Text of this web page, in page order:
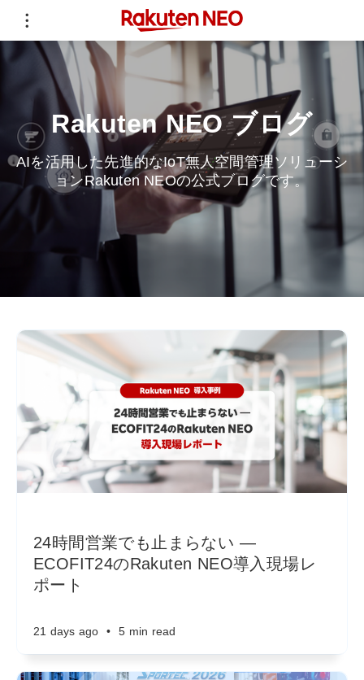
Rakuten NEO ブログ
AIを活用した先進的なIoT無人空間管理ソリューシ
ョンRakuten NEOの公式ブログです。
24時間営業でも止まらない ―
ECOFIT24のRakuten NEO導入現場レ
ポート
21 days ago • 5 min read